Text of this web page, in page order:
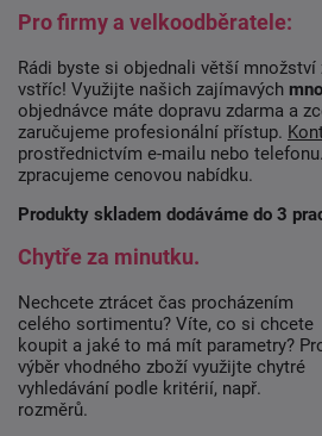
Pro firmy a velkoodběratele:
Rádi byste si objednali větší množství
vstříc! Využijte našich zajímavých
objednávce máte dopravu zdarma a
zaručujeme profesionální přístup.
prostřednictvím e-mailu nebo
zpracujeme cenovou nabídku.
Produkty skladem dodáváme do 3
Chytře za minutku.
Nechcete ztrácet čas procházením
celého sortimentu? Víte, co si chcete
koupit a jaké to má mít parametry?
výběr vhodného zboží využijte chytré
vyhledávání podle kritérií, např.
rozměrů.